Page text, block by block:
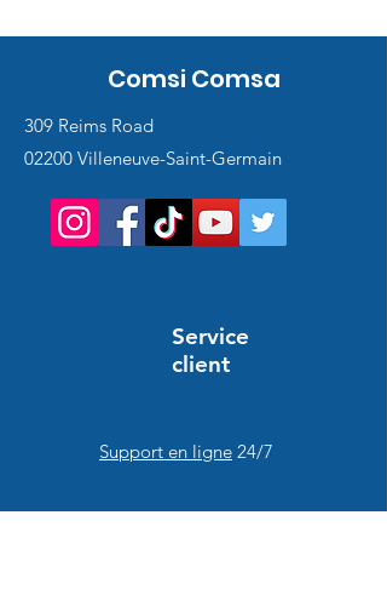
Comsi Comsa
309 Reims Road
02200 Villeneuve-Saint-Germain
Service
client
Support en ligne 24/7